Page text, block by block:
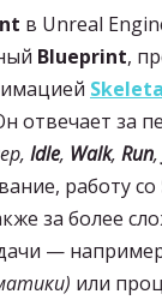
в Unreal
Blueprint,
отвечает за
Idle, Walk, Run,
работу со
за более
—
или